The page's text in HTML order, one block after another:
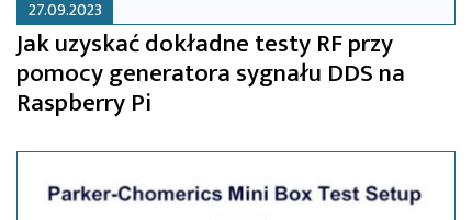
27.09.2023
Jak uzyskać dokładne testy RF przy
pomocy generatora sygnału DDS na
Raspberry Pi